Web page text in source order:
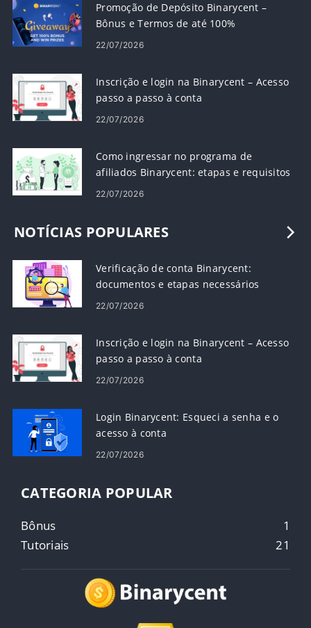
Promoção de Depósito Binarycent – ​​
Bônus e Termos de até 100%
22/07/2026
Inscrição e login na Binarycent – ​​Acesso
passo a passo à conta
22/07/2026
Como ingressar no programa de
afiliados Binarycent: etapas e requisitos
22/07/2026
NOTÍCIAS POPULARES
Verificação de conta Binarycent:
documentos e etapas necessários
22/07/2026
Inscrição e login na Binarycent – ​​Acesso
passo a passo à conta
22/07/2026
Login Binarycent: Esqueci a senha e o
acesso à conta
22/07/2026
CATEGORIA POPULAR
Bônus
1
Tutoriais
21